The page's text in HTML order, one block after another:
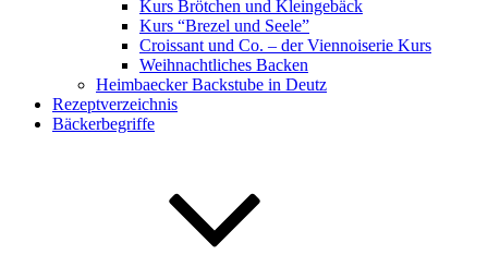
Kurs Brötchen und Kleingebäck
Kurs “Brezel und Seele”
Croissant und Co. – der Viennoiserie Kurs
Weihnachtliches Backen
Heimbaecker Backstube in Deutz
Rezeptverzeichnis
Bäckerbegriffe